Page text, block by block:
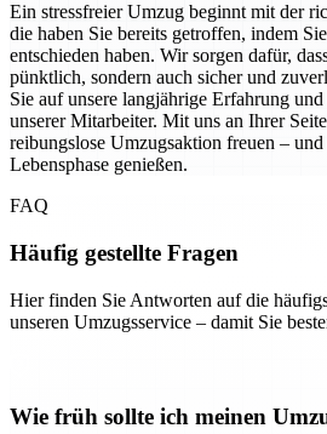
Ein stressfreier Umzug beginnt mit der
die haben Sie bereits getroffen, indem
entschieden haben. Wir sorgen dafür,
pünktlich, sondern auch sicher und
Sie auf unsere langjährige Erfahrung
unserer Mitarbeiter. Mit uns an Ihrer
reibungslose Umzugsaktion freuen –
Lebensphase genießen.
FAQ
Häufig gestellte Fragen
Hier finden Sie Antworten auf die
unseren Umzugsservice – damit Sie
Wie früh sollte ich meinen